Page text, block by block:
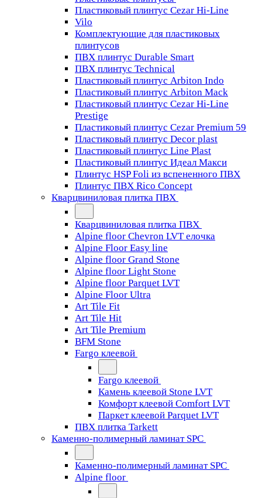
Пластиковый плинтус Cezar Hi-Line
Vilo
Комплектующие для пластиковых
плинтусов
ПВХ плинтус Durable Smart
ПВХ плинтус Technical
Пластиковый плинтус Arbiton Indo
Пластиковый плинтус Arbiton Mack
Пластиковый плинтус Cezar Hi-Line
Prestige
Пластиковый плинтус Cezar Premium 59
Пластиковый плинтус Decor plast
Пластиковый плинтус Line Plast
Пластиковый плинтус Идеал Макси
Плинтус HSP Foli из вспененного ПВХ
Плинтус ПВХ Rico Concept
Кварцвиниловая плитка ПВХ
Кварцвиниловая плитка ПВХ
Alpine floor Chevron LVT елочка
Alpine Floor Easy line
Alpine floor Grand Stone
Alpine floor Light Stone
Alpine floor Parquet LVT
Alpine Floor Ultra
Art Tile Fit
Art Tile Hit
Art Tile Premium
BFM Stone
Fargo клеевой
Fargo клеевой
Камень клеевой Stone LVT
Комфорт клеевой Comfort LVT
Паркет клеевой Parquet LVT
ПВХ плитка Tarkett
Каменно-полимерный ламинат SPC
Каменно-полимерный ламинат SPC
Alpine floor